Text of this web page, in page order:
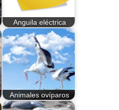
Anguila eléctrica
Animales ovíparos